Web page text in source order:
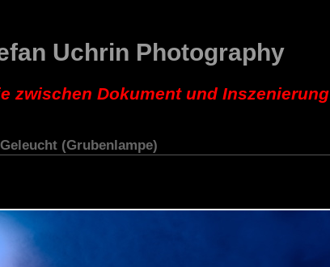
Uchrin Photography
zwischen Dokument und Inszenierung
(Grubenlampe)